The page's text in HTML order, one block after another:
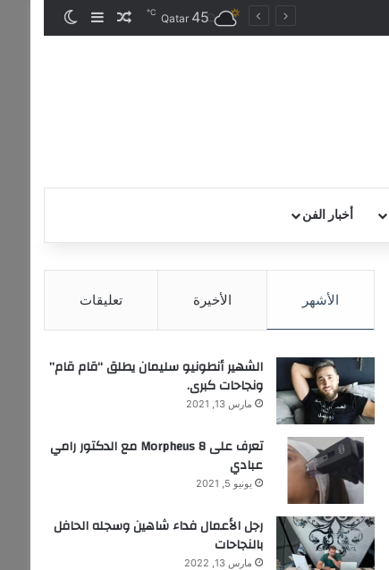
Qatar 45
℃ مقال عشوائي
إضافة عمود
أخبار الفن
الأشهر الأخيرة تعليقات
الشهير أنطونيو سليمان يطلق “قام قام”
ونجاحات كبرى.
مارس 13, 2021
تعرف على Morpheus 8 مع الدكتور رامي
عبادي
يونيو 5, 2021
رجل الأعمال فداء شاهين وسجله الحافل
بالنجاحات
مارس 13, 2022